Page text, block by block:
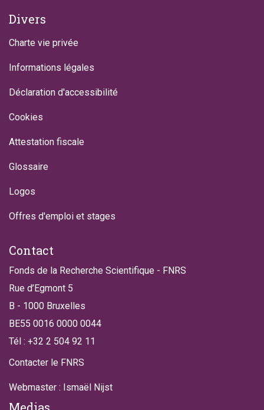
Divers
Charte vie privée
Informations légales
Déclaration d'accessibilité
Cookies
Attestation fiscale
Glossaire
Logos
Offres d'emploi et stages
Contact
Fonds de la Recherche Scientifique - FNRS
Rue d’Egmont 5
B - 1000 Bruxelles
BE55 0016 0000 0044
Tél : +32 2 504 92 11
Contacter le FNRS
Webmaster : Ismaël Nijst